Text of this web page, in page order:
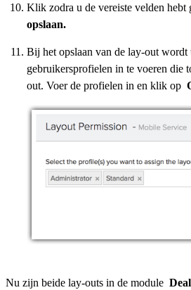
Klik zodra u de vereiste velden hebt
opslaan.
Bij het opslaan van de lay-out wordt
gebruikersprofielen in te voeren die
out. Voer de profielen in en klik op
Nu zijn beide lay-outs in de module